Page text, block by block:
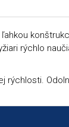
rýchlo
rýchlosti.